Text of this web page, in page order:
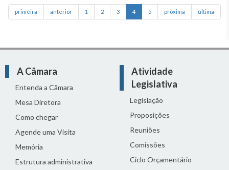
primeira anterior 1 2 3 4 5 próxima última
A Câmara
Entenda a Câmara
Mesa Diretora
Como chegar
Agende uma Visita
Memória
Estrutura administrativa
Atividade
Legislativa
Legislação
Proposições
Reuniões
Comissões
Ciclo Orçamentário